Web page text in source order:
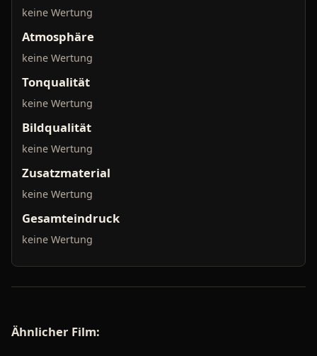
keine Wertung
Atmosphäre
keine Wertung
Tonqualität
keine Wertung
Bildqualität
keine Wertung
Zusatzmaterial
keine Wertung
Gesamteindruck
keine Wertung
Ähnlicher Film: